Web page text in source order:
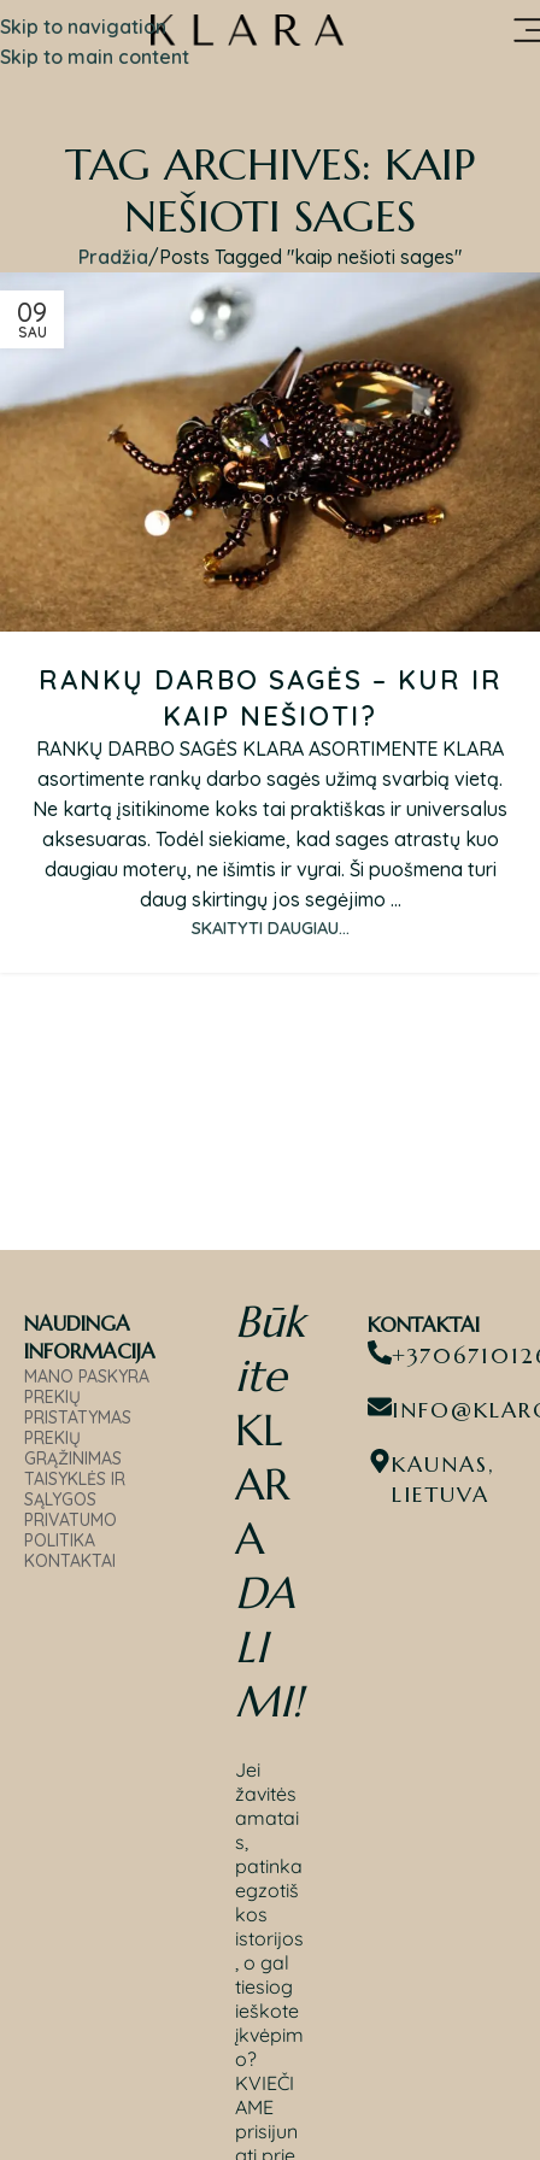
Skip to navigation
Skip to main content
TAG ARCHIVES: KAIP
NEŠIOTI SAGES
Pradžia Posts Tagged "kaip nešioti sages"
09
SAU
RANKŲ DARBO SAGĖS – KUR IR
KAIP NEŠIOTI?
RANKŲ DARBO SAGĖS KLARA ASORTIMENTE KLARA
asortimente rankų darbo sagės užimą svarbią vietą.
Ne kartą įsitikinome koks tai praktiškas ir universalus
aksesuaras. Todėl siekiame, kad sages atrastų kuo
daugiau moterų, ne išimtis ir vyrai. Ši puošmena turi
daug skirtingų jos segėjimo ...
SKAITYTI DAUGIAU...
NAUDINGA
INFORMACIJA
MANO PASKYRA
PREKIŲ
PRISTATYMAS
PREKIŲ
GRĄŽINIMAS
TAISYKLĖS IR
SĄLYGOS
PRIVATUMO
POLITIKA
KONTAKTAI
Būk
ite
KL
AR
A
DA
LI
MI!
Jei
žavitės
amatai
s,
patinka
egzotiš
kos
istorijos
, o gal
tiesiog
ieškote
įkvėpim
o?
KVIEČI
AME
prisijun
gti prie
KONTAKTAI
KAUNAS,
LIETUVA